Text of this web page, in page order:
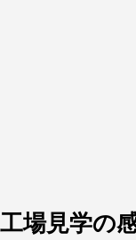
工場見学の